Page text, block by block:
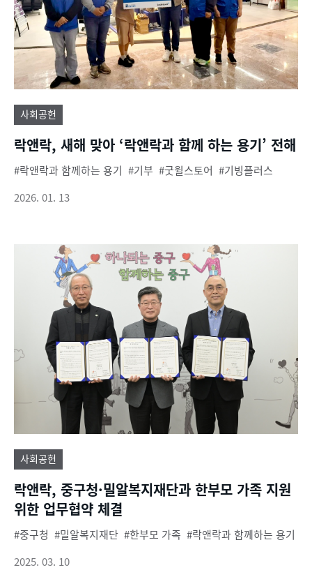
사회공헌
락앤락, 새해 맞아 ‘락앤락과 함께 하는 용기’ 전해
락앤락과 함께하는 용기 기부 굿윌스토어
기빙플러스
2026. 01. 13
사회공헌
락앤락, 중구청·밀알복지재단과 한부모 가족 지원
위한 업무협약 체결
중구청 밀알복지재단 한부모 가족
락앤락과 함께하는 용기
2025. 03. 10